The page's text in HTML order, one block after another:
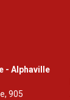
- Alphaville
905